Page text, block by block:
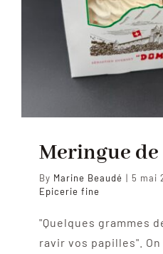
Meringue
By Marine Beaudé | 5 mai
Epicerie fine
"Quelques grammes
ravir vos papilles".